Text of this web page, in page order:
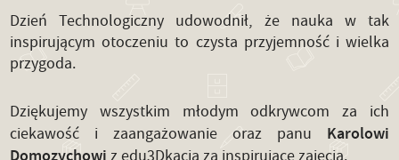
Dzień Technologiczny udowodnił, że nauka w tak
inspirującym otoczeniu to czysta przyjemność i wielka
przygoda.
Dziękujemy wszystkim młodym odkrywcom za ich
ciekawość i zaangażowanie oraz panu Karolowi
Domozychowi